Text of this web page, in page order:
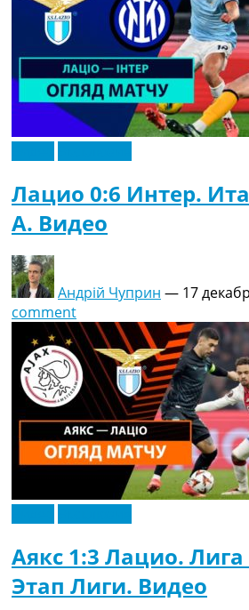
Лацио 0:6 Интер.
A. Видео
Андрій Чуприн — 17
comment
Аякс 1:3 Лацио.
Этап Лиги. Видео